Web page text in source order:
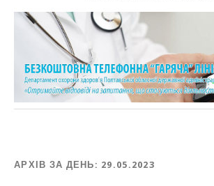
АРХІВ ЗА ДЕНЬ: 29.05.2023